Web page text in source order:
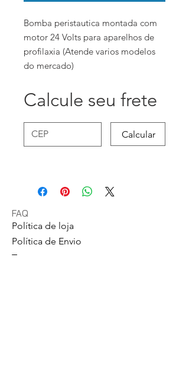
Bomba peristautica montada com
motor 24 Volts para aparelhos de
profilaxia (Atende varios modelos
do mercado)
Calcule seu frete
Calcular
FAQ
Política de loja
Política de Envio
Trocas e